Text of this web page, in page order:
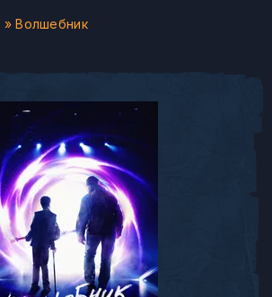
» Волшебник